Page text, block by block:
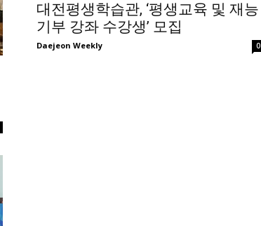
대전평생학습관, ‘평생교육 및 재능
기부 강좌 수강생’ 모집
Daejeon Weekly 0